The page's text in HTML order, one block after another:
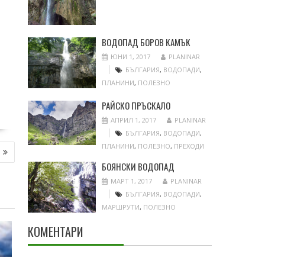
ВОДОПАД БОРОВ КАМЪК
ЮНИ 1, 2017
PLANINAR
БЪЛГАРИЯ, ВОДОПАДИ,
ПЛАНИНИ, ПОЛЕЗНО
РАЙСКО ПРЪСКАЛО
АПРИЛ 1, 2017
PLANINAR
БЪЛГАРИЯ, ВОДОПАДИ,
ПЛАНИНИ, ПОЛЕЗНО, ПРЕХОДИ
БОЯНСКИ ВОДОПАД
МАРТ 1, 2017
PLANINAR
БЪЛГАРИЯ, ВОДОПАДИ,
МАРШРУТИ, ПОЛЕЗНО
КОМЕНТАРИ